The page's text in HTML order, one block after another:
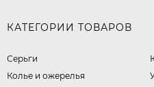
КАТЕГОРИИ ТОВАРОВ
Серьги
Колье и ожерелья